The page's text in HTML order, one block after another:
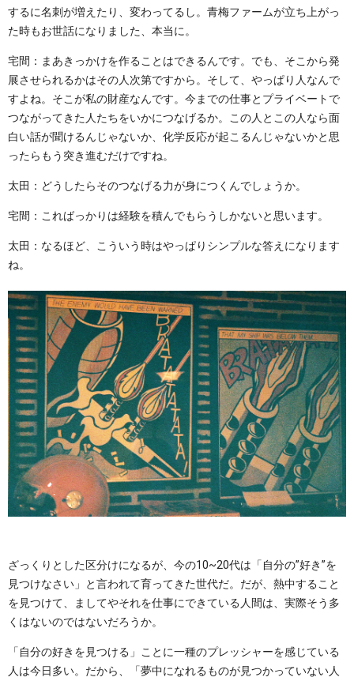
するに名刺が増えたり、変わってるし。青梅ファームが立ち上がっ
た時もお世話になりました、本当に。
宅間：まあきっかけを作ることはできるんです。でも、そこから発
展させられるかはその人次第ですから。そして、やっぱり人なんで
すよね。そこが私の財産なんです。今までの仕事とプライベートで
つながってきた人たちをいかにつなげるか。この人とこの人なら面
白い話が聞けるんじゃないか、化学反応が起こるんじゃないかと思
ったらもう突き進むだけですね。
太田：どうしたらそのつなげる力が身につくんでしょうか。
宅間：こればっかりは経験を積んでもらうしかないと思います。
太田：なるほど、こういう時はやっぱりシンプルな答えになります
ね。
ざっくりとした区分けになるが、今の10~20代は「自分の”好き”を
見つけなさい」と言われて育ってきた世代だ。だが、熱中すること
を見つけて、ましてやそれを仕事にできている人間は、実際そう多
くはないのではないだろうか。
「自分の好きを見つける」ことに一種のプレッシャーを感じている
人は今日多い。だから、「夢中になれるものが見つかっていない人